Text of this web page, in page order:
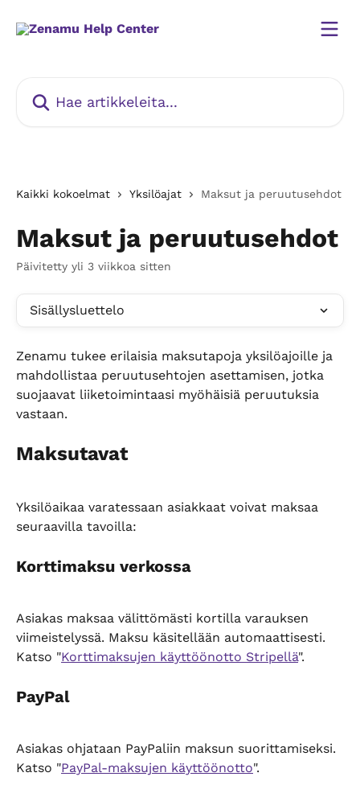
Kaikki kokoelmat Yksilöajat Maksut ja peruutusehdot
Maksut ja peruutusehdot
Päivitetty yli 3 viikkoa sitten
Sisällysluettelo
Zenamu tukee erilaisia maksutapoja yksilöajoille ja
mahdollistaa peruutusehtojen asettamisen, jotka
suojaavat liiketoimintaasi myöhäisiä peruutuksia
vastaan.
Maksutavat
Yksilöaikaa varatessaan asiakkaat voivat maksaa
seuraavilla tavoilla:
Korttimaksu verkossa
Asiakas maksaa välittömästi kortilla varauksen
viimeistelyssä. Maksu käsitellään automaattisesti.
Katso "Korttimaksujen käyttöönotto Stripellä".
PayPal
Asiakas ohjataan PayPaliin maksun suorittamiseksi.
Katso "PayPal-maksujen käyttöönotto".